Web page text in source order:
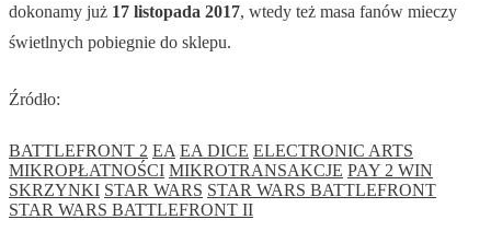
dokonamy już 17 listopada 2017, wtedy też masa fanów mieczy
świetlnych pobiegnie do sklepu.
Źródło:
BATTLEFRONT 2 EA EA DICE ELECTRONIC ARTS
MIKROPŁATNOŚCI MIKROTRANSAKCJE PAY 2 WIN
SKRZYNKI STAR WARS STAR WARS BATTLEFRONT
STAR WARS BATTLEFRONT II